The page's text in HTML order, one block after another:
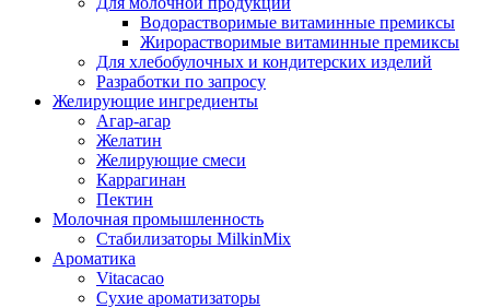
Водорастворимые витаминные премиксы
Жирорастворимые витаминные премиксы
Для хлебобулочных и кондитерских изделий
Разработки по запросу
Желирующие ингредиенты
Агар-агар
Желатин
Желирующие смеси
Каррагинан
Пектин
Молочная промышленность
Стабилизаторы MilkinMix
Ароматика
Vitacacao
Сухие ароматизаторы